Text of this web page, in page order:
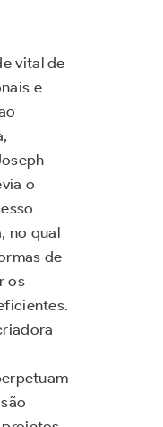
vital de
e
o
no qual
de
os